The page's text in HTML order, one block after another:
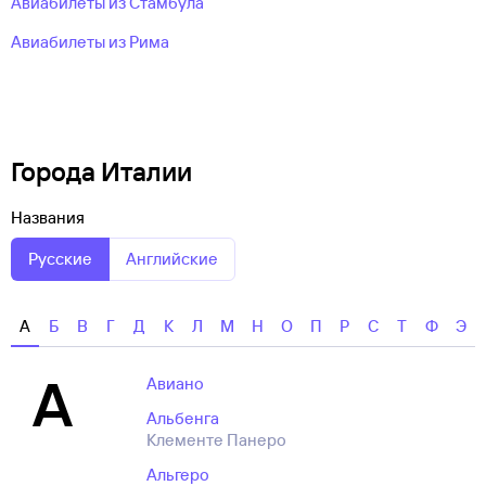
Авиабилеты из Рима
Города Италии
Названия
Русские
Английские
А Б В Г Д К Л М Н О П Р С Т Ф Э
А
Авиано
Альбенга
Клементе Панеро
Альгеро